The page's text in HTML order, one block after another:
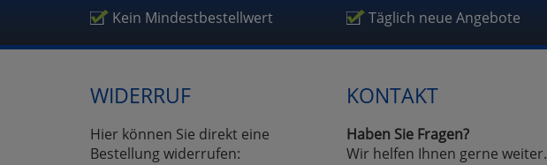
Kein Mindestbestellwert Täglich neue Angebote
WIDERRUF
Hier können Sie direkt eine
Bestellung widerrufen:
KONTAKT
Haben Sie Fragen?
Wir helfen Ihnen gerne weiter.
Umfragetools